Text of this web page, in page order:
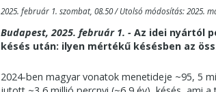
2025. február 1. szombat, 08.50 / Utolsó módosítás: 2025.
Budapest, 2025. február 1. - Az idei nyártól
késés után: ilyen mértékű késésben az
2024-ben magyar vonatok menetideje ~95, 5